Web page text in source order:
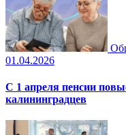
01.04.2026
С 1 апреля пенсии
калининградцев